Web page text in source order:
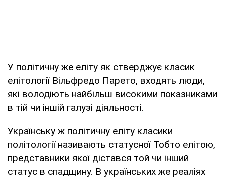
У політичну же еліту як стверджує класик
елітології Вільфредо Парето, входять люди,
які володіють найбільш високими показниками
в тій чи іншій галузі діяльності.
Українську ж політичну еліту класики
політології називають статусної Тобто елітою,
представники якої дістався той чи інший
статус в спадщину. В українських же реаліях